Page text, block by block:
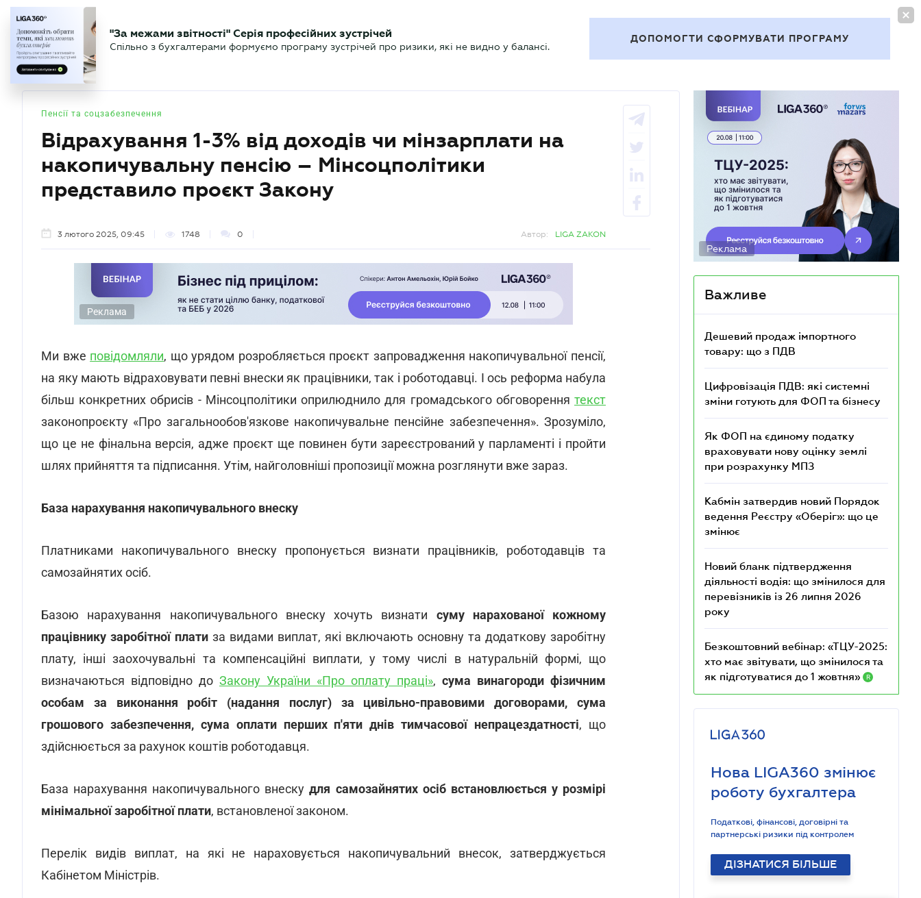
БУХГАЛТЕР Новини Аналітика Календар Актуально
"За межами звітності" Серія професійних зустрічей
Спільно з бухгалтерами формуємо програму зустрічей про ризики, які не видно у балансі.
ДОПОМОГТИ СФОРМУВАТИ ПРОГРАМУ
Пенсії та соцзабезпечення
Відрахування 1-3% від доходів чи мінзарплати на
накопичувальну пенсію – Мінсоцполітики
представило проєкт Закону
3 лютого 2025, 09:45 1748 0 Автор: LIGA ZAKON
Реклама
Ми вже повідомляли, що урядом розробляється проєкт запровадження накопичувальної пенсії,
на яку мають відраховувати певні внески як працівники, так і роботодавці. І ось реформа набула
більш конкретних обрисів - Мінсоцполітики оприлюднило для громадського обговорення текст
законопроєкту «Про загальнообов'язкове накопичувальне пенсійне забезпечення». Зрозуміло,
що це не фінальна версія, адже проєкт ще повинен бути зареєстрований у парламенті і пройти
шлях прийняття та підписання. Утім, найголовніші пропозиції можна розглянути вже зараз.
База нарахування накопичувального внеску
Платниками накопичувального внеску пропонується визнати працівників, роботодавців та
самозайнятих осіб.
Базою нарахування накопичувального внеску хочуть визнати суму нарахованої кожному
працівнику заробітної плати за видами виплат, які включають основну та додаткову заробітну
плату, інші заохочувальні та компенсаційні виплати, у тому числі в натуральній формі, що
визначаються відповідно до Закону України «Про оплату праці», сума винагороди фізичним
особам за виконання робіт (надання послуг) за цивільно-правовими договорами, сума
грошового забезпечення, сума оплати перших п'яти днів тимчасової непрацездатності, що
здійснюється за рахунок коштів роботодавця.
База нарахування накопичувального внескудля самозайнятих осіб встановлюється у розмірі
мінімальної заробітної плати, встановленої законом.
Перелік видів виплат, на які не нараховується накопичувальний внесок, затверджується
Кабінетом Міністрів.
Реклама
Важливе
Дешевий продаж імпортного
товару: що з ПДВ
Цифровізація ПДВ: які системні
зміни готують для ФОП та бізнесу
Як ФОП на єдиному податку
враховувати нову оцінку землі
при розрахунку МПЗ
Кабмін затвердив новий Порядок
ведення Реєстру «Оберіг»: що це
змінює
Новий бланк підтвердження
діяльності водія: що змінилося для
перевізників із 26 липня 2026
року
Безкоштовний вебінар: «ТЦУ-2025:
хто має звітувати, що змінилося та
як підготуватися до 1 жовтня»
R
Нова LIGA360 змінює
роботу бухгалтера
Податкові, фінансові, договірні та
партнерські ризики під контролем
ДІЗНАТИСЯ БІЛЬШЕ